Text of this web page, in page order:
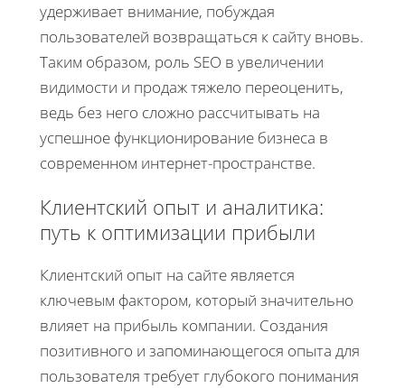
удерживает внимание, побуждая
пользователей возвращаться к сайту вновь.
Таким образом, роль SEO в увеличении
видимости и продаж тяжело переоценить,
ведь без него сложно рассчитывать на
успешное функционирование бизнеса в
современном интернет-пространстве.
Клиентский опыт и аналитика:
путь к оптимизации прибыли
Клиентский опыт на сайте является
ключевым фактором, который значительно
влияет на прибыль компании. Создания
позитивного и запоминающегося опыта для
пользователя требует глубокого понимания